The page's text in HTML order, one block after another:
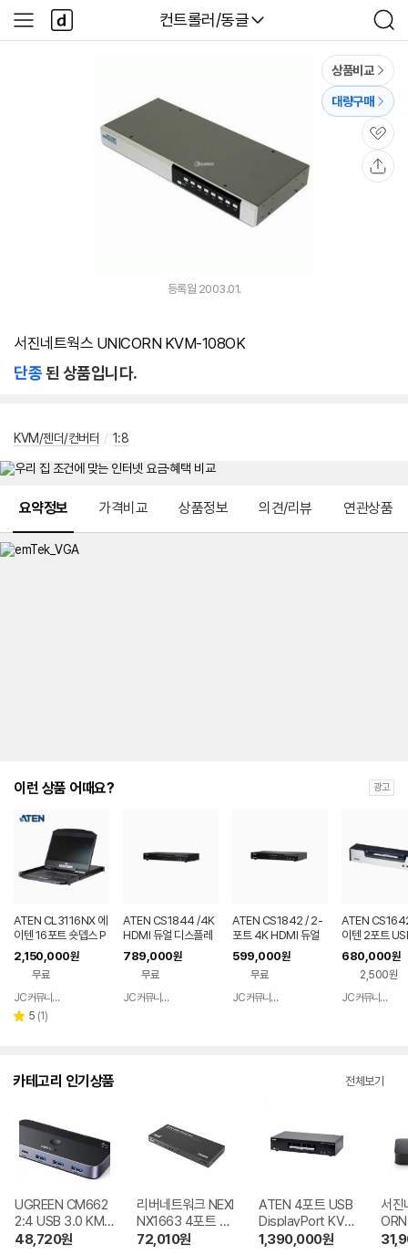
다나와
컨트롤러/동글
검
색
사
이
다
나
와
상품비교
대량구매
관
심
등록월 2003.01.
서진네트웍스 UNICORN KVM-108OK
단종된 상품입니다.
KVM/젠더/컨버터 / 1:8
요약정보 가격비교 상품정보 의견/리뷰 연관상품
이런 상품 어때요? 광고
ATEN CL3116NX 에
이텐 16포트 숏뎁스 P
S2 USB LCD KVM
스위치
2,150,000원
무료
JC커뮤니케이션
별 5 리
(1)
ATEN CS1844 /4K
HDMI 듀얼 디스플레
이 KVMP 스위치
789,000원
무료
JC커뮤니케이션
ATEN CS1842 / 2-
포트 4K HDMI 듀얼
디스플레이 KVMP
599,000원
무료
JC커뮤니케이션
ATEN
이텐 2포트
듀얼 디스플레
P
680,000원
2,500원
JC커뮤니케이션
카테고리 인기상품 전체보기
UGREEN CM662
2:4 USB 3.0 KM
스위치
48,720원
리버네트워크 NEXI
NX1663 4포트 HD
MI KVM 스위치
72,010원
ATEN 4포트 USB
DisplayPort KVM
P 스위치 (CS196
1,390,000원
서진
V